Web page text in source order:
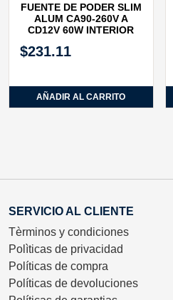
FUENTE DE PODER SLIM
ALUM CA90‐260V A
CD12V 60W INTERIOR
$231.11
AÑADIR AL CARRITO
SERVICIO AL CLIENTE
Tèrminos y condiciones
Polìticas de privacidad
Políticas de compra
Políticas de devoluciones